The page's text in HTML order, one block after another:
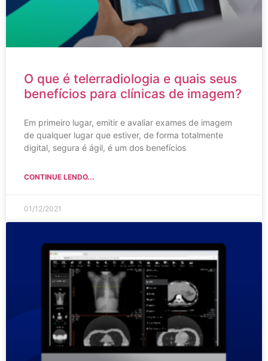
O que é telerradiologia e quais seus
benefícios para clínicas de imagem?
Em primeiro lugar, emitir e avaliar exames de imagem
de qualquer lugar que estiver, de forma totalmente
digital, segura é ágil, é um dos benefícios
CONTINUE LENDO...
01/12/2021